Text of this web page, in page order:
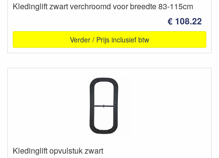
Kledinglift zwart verchroomd voor breedte 83-115cm
€ 108.22
Verder / Prijs inclusief btw
Kledinglift opvulstuk zwart